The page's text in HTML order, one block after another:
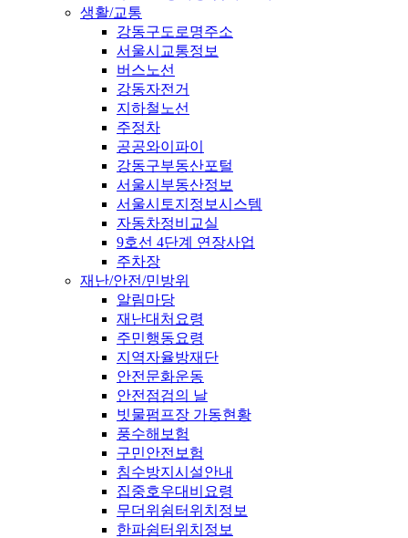
생활/교통
강동구도로명주소
서울시교통정보
버스노선
강동자전거
지하철노선
주정차
공공와이파이
강동구부동산포털
서울시부동산정보
서울시토지정보시스템
자동차정비교실
9호선 4단계 연장사업
주차장
재난/안전/민방위
알림마당
재난대처요령
주민행동요령
지역자율방재단
안전문화운동
안전점검의 날
빗물펌프장 가동현황
풍수해보험
구민안전보험
침수방지시설안내
집중호우대비요령
무더위쉼터위치정보
한파쉼터위치정보